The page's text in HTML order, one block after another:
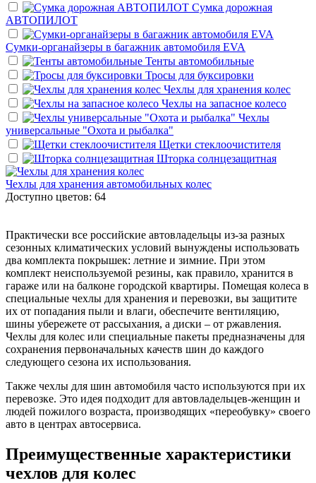
Сумка дорожная
АВТОПИЛОТ
Сумки-органайзеры в багажник автомобиля EVA
Тенты автомобильные
Тросы для буксировки
Чехлы для хранения колес
Чехлы на запасное колесо
Чехлы
универсальные "Охота и рыбалка"
Щетки стеклоочистителя
Шторка солнцезащитная
Чехлы для хранения автомобильных колес
Доступно цветов: 64
Практически все российские автовладельцы из-за разных
сезонных климатических условий вынуждены использовать
два комплекта покрышек: летние и зимние. При этом
комплект неиспользуемой резины, как правило, хранится в
гараже или на балконе городской квартиры. Помещая колеса в
специальные чехлы для хранения и перевозки, вы защитите
их от попадания пыли и влаги, обеспечите вентиляцию,
шины убережете от рассыхания, а диски – от ржавления.
Чехлы для колес или специальные пакеты предназначены для
сохранения первоначальных качеств шин до каждого
следующего сезона их использования.
Также чехлы для шин автомобиля часто используются при их
перевозке. Это идея подходит для автовладельцев-женщин и
людей пожилого возраста, производящих «переобувку» своего
авто в центрах автосервиса.
Преимущественные характеристики
чехлов для колес